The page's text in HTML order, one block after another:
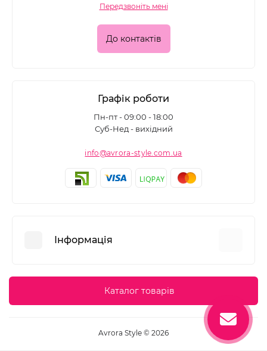
Передзвоніть мені
До контактів
Графік роботи
Пн-пт - 09:00 - 18:00
Суб-Нед - вихідний
info@avrora-style.com.ua
Інформація
Угода користувача
Повернення товару
Каталог товарів
Avrora Style © 2026